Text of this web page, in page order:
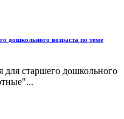
дошкольного возраста по теме
для старшего дошкольного